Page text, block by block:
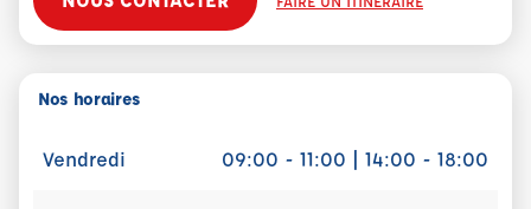
Nos horaires
Vendredi 09:00 - 11:00 | 14:00 - 18:00